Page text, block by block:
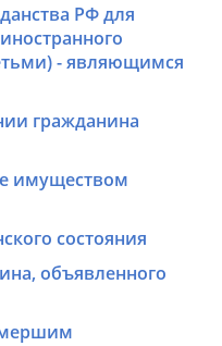
РФ для
- являющимся
гражданина
имуществом
состояния
объявленного